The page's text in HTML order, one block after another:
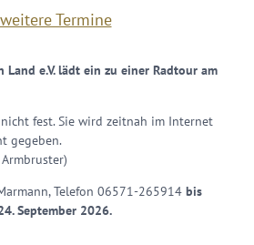
weitere Termine
e.V. lädt ein zu einer Radtour am
fest. Sie wird zeitnah im Internet
gegeben.
Telefon 06571-265914 bis
September 2026.